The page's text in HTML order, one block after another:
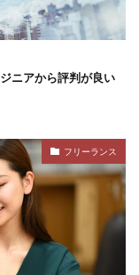
ニアから評判が良い
フリーランス